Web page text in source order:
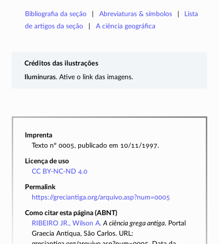
Bibliografia da seção Abreviaturas & símbolos
Lista
de artigos da seção
A ciência geográfica
Créditos das ilustrações
Iluminuras. Ative o link das imagens.
Imprenta
Texto nº 0005, publicado em 10/11/1997.
Licença de uso
CC BY-NC-ND 4.0
Permalink
https://greciantiga.org/arquivo.asp?num=0005
Como citar esta página (ABNT)
RIBEIRO JR., Wilson A. A ciência grega antiga. Portal
Graecia Antiqua, São Carlos. URL: